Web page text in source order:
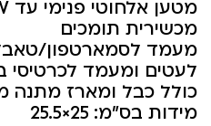
מכשירית תומכים
מעמד לסמארטפון/
לעטים ומעמד לכרטיסי
כולל כבל ומארז מתנה
מידות בס”מ: 25×25.5